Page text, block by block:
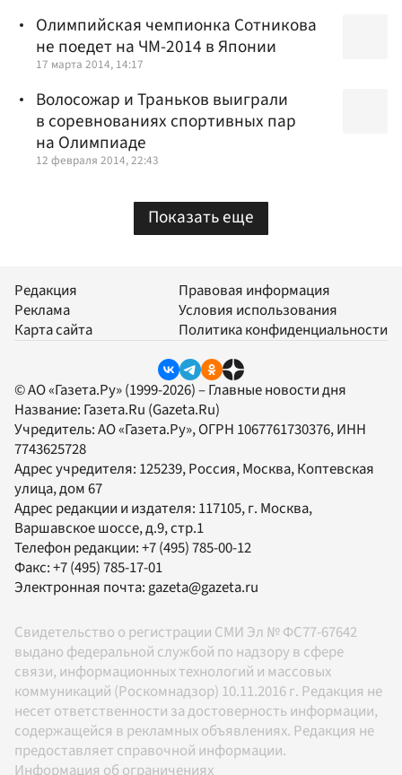
Олимпийская чемпионка Сотникова
не поедет на ЧМ-2014 в Японии
17 марта 2014, 14:17
Волосожар и Траньков выиграли
в соревнованиях спортивных пар
на Олимпиаде
12 февраля 2014, 22:43
Показать еще
Редакция
Реклама
Карта сайта
Правовая информация
Условия использования
Политика конфиденциальности
© АО «Газета.Ру» (1999-2026) – Главные новости дня
Название: Газета.Ru (Gazeta.Ru)
Учредитель:АО «Газета.Ру», ОГРН 1067761730376, ИНН
7743625728
Адрес учредителя: 125239, Россия, Москва, Коптевская
улица, дом 67
Адрес редакции и издателя: 117105, г. Москва,
Варшавское шоссе, д.9, стр.1
Телефон редакции:+7 (495) 785-00-12
Факс:+7 (495) 785-17-01
Электронная почта: gazeta@gazeta.ru
Свидетельство о регистрации СМИ Эл № ФС77-67642
выдано федеральной службой по надзору в сфере
связи, информационных технологий и массовых
коммуникаций (Роскомнадзор) 10.11.2016 г. Редакция не
несет ответственности за достоверность информации,
содержащейся в рекламных объявлениях. Редакция не
предоставляет справочной информации.